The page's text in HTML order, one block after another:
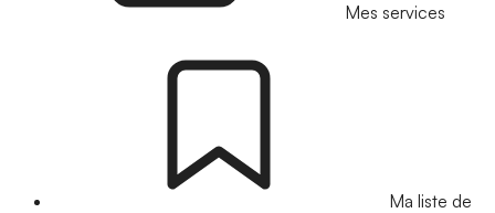
Mes services
Ma liste de